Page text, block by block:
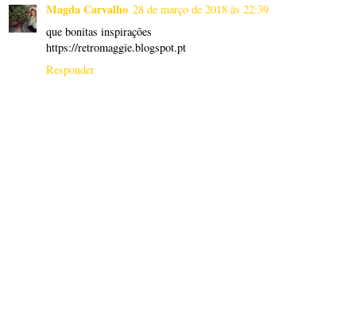
Magda Carvalho 28 de março de 2018 às 22:39
que bonitas inspirações
https://retromaggie.blogspot.pt
Responder